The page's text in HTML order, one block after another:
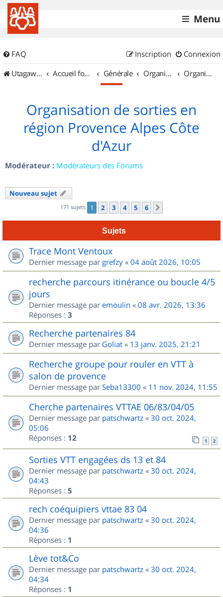
Menu
FAQ Connexion
Inscription
UtagawaVTT (Randos VTT et VTTAE avec traces GPS)
Accueil forum Générale Organisation de sorties & Recherche de partenaires Organisation de sorties en région Provence Alpes Côte d'Azur
Organisation de sorties en
région Provence Alpes Côte
d'Azur
Modérateur : Modérateurs des Forums
Nouveau sujet
171 sujets 1 2 3 4 5 6
Sujets
Trace Mont Ventoux
Dernier message par grefzy « 04 août 2026, 10:05
recherche parcours itinérance ou boucle 4/5
jours
Dernier message par emoulin « 08 avr. 2026, 13:36
Réponses : 3
Recherche partenaires 84
Dernier message par Goliat « 13 janv. 2025, 21:21
Recherche groupe pour rouler en VTT à
salon de provence
Dernier message par Seba13300 « 11 nov. 2024, 11:55
Cherche partenaires VTTAE 06/83/04/05
Dernier message par patschwartz « 30 oct. 2024,
05:06
Réponses : 12 1 2
Sorties VTT engagées ds 13 et 84
Dernier message par patschwartz « 30 oct. 2024,
04:43
Réponses : 5
rech coéquipiers vttae 83 04
Dernier message par patschwartz « 30 oct. 2024,
04:36
Réponses : 1
Lève tot&Co
Dernier message par patschwartz « 30 oct. 2024,
04:34
Réponses : 1